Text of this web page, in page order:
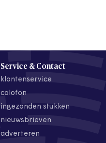
Service & Contact
klantenservice
colofon
ingezonden stukken
nieuwsbrieven
adverteren